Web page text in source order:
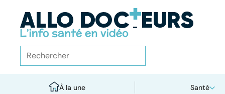
À la une Santé